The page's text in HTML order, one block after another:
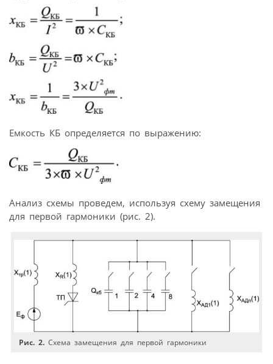
Емкость КБ определяется по выражению:
Анализ схемы проведем, используя схему замещения
для первой гармоники (рис. 2).
Рис. 2. Схема замещения для первой гармоники